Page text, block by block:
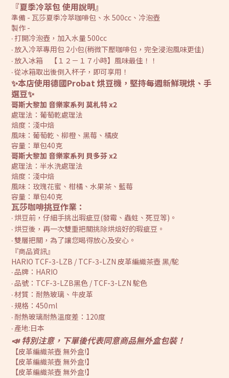
『夏季冷萃包 使用說明』
準備 - 瓦莎夏季冷萃咖啡包、水 500cc、冷泡壺
製作 -
‧ 打開冷泡壺，加入水量 500cc
‧ 放入冷萃專用包 2小包(稍微下壓咖啡包，完全浸泡風味更佳)
‧ 放入冰箱 【１２－１７小時】風味最佳！！
‧ 從冰箱取出後倒入杯子，即可享用！
✨本店使用德國Probat 烘豆機，堅持每週新鮮現烘、手
選豆✨
哥斯大黎加 音樂家系列 莫札特 x2
處理法：葡萄乾處理法
焙度：淺中焙
風味：葡萄乾、柳橙、黑莓、橘皮
容量：單包40克
哥斯大黎加 音樂家系列 貝多芬 x2
處理法：半水洗處理法
焙度：淺中焙
風味：玫瑰花蜜、柑橘、水果茶、藍莓
容量：單包40克
瓦莎咖啡挑豆作業：
‧ 烘豆前，仔細手挑出瑕疵豆(發霉、蟲蛀、死豆等)。
‧ 烘豆後，再一次雙重把關挑除烘焙好的瑕疵豆。
‧ 雙層把關，為了讓您喝得放心及安心。
『商品資訊』
HARIO TCF-3-LZB / TCF-3-LZN 皮革編織茶壺 黑/駝
‧ 品牌：HARIO
‧ 品號：TCF-3-LZB黑色 / TCF-3-LZN 駝色
‧ 材質：耐熱玻璃、牛皮革
‧ 規格：450ml
‧ 耐熱玻璃耐熱溫度差：120度
‧ 產地:日本
📣 特別注意，下單後代表同意商品無外盒包裝！
【皮革編織茶壺 無外盒!】
【皮革編織茶壺 無外盒!】
【皮革編織茶壺 無外盒!】